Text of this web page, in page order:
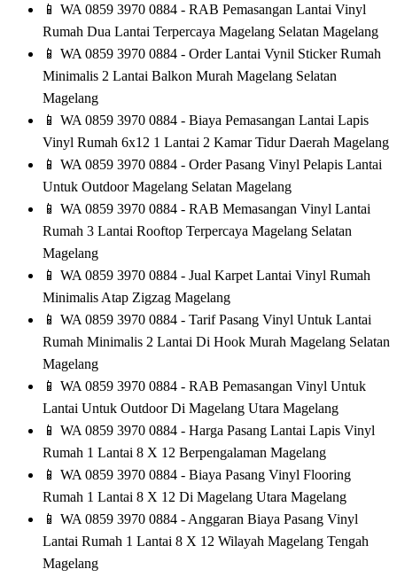
📱 WA 0859 3970 0884 - RAB Pemasangan Lantai Vinyl
Rumah Dua Lantai Terpercaya Magelang Selatan Magelang
📱 WA 0859 3970 0884 - Order Lantai Vynil Sticker Rumah
Minimalis 2 Lantai Balkon Murah Magelang Selatan
Magelang
📱 WA 0859 3970 0884 - Biaya Pemasangan Lantai Lapis
Vinyl Rumah 6x12 1 Lantai 2 Kamar Tidur Daerah Magelang
📱 WA 0859 3970 0884 - Order Pasang Vinyl Pelapis Lantai
Untuk Outdoor Magelang Selatan Magelang
📱 WA 0859 3970 0884 - RAB Memasangan Vinyl Lantai
Rumah 3 Lantai Rooftop Terpercaya Magelang Selatan
Magelang
📱 WA 0859 3970 0884 - Jual Karpet Lantai Vinyl Rumah
Minimalis Atap Zigzag Magelang
📱 WA 0859 3970 0884 - Tarif Pasang Vinyl Untuk Lantai
Rumah Minimalis 2 Lantai Di Hook Murah Magelang Selatan
Magelang
📱 WA 0859 3970 0884 - RAB Pemasangan Vinyl Untuk
Lantai Untuk Outdoor Di Magelang Utara Magelang
📱 WA 0859 3970 0884 - Harga Pasang Lantai Lapis Vinyl
Rumah 1 Lantai 8 X 12 Berpengalaman Magelang
📱 WA 0859 3970 0884 - Biaya Pasang Vinyl Flooring
Rumah 1 Lantai 8 X 12 Di Magelang Utara Magelang
📱 WA 0859 3970 0884 - Anggaran Biaya Pasang Vinyl
Lantai Rumah 1 Lantai 8 X 12 Wilayah Magelang Tengah
Magelang